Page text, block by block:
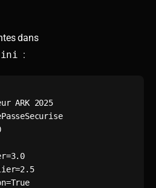
dans
:
ARK 2025